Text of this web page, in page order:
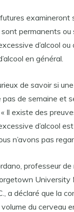
examineront
permanents ou
d’alcool ou
en général.
de savoir si
pas de semaine et
Il existe des
d’alcool
n’avons pas
professeur
University
a déclaré que la
volume du cerveau